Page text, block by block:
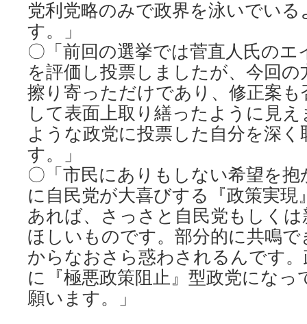
党利党略のみで政界を泳いでい
す。」
〇「前回の選挙では菅直人氏のエ
を評価し投票しましたが、今回
擦り寄っただけであり、修正案
して表面上取り繕ったように見
ような政党に投票した自分を深
す。」
〇「市民にありもしない希望を
に自民党が大喜びする『政策実現
あれば、さっさと自民党もしく
ほしいものです。部分的に共鳴
からなおさら惑わされるんです
に『極悪政策阻止』型政党にな
願います。」